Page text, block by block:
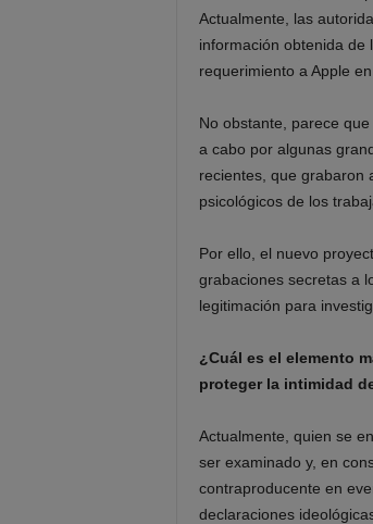
Actualmente, las
información obtenida de
requerimiento a Apple
No obstante, parece
a cabo por algunas
recientes, que grabaron
psicológicos de los
Por ello, el nuevo
grabaciones secretas a
legitimación para
¿Cuál es el elemento
proteger la intimidad
Actualmente, quien se
ser examinado y, en
contraproducente en
declaraciones